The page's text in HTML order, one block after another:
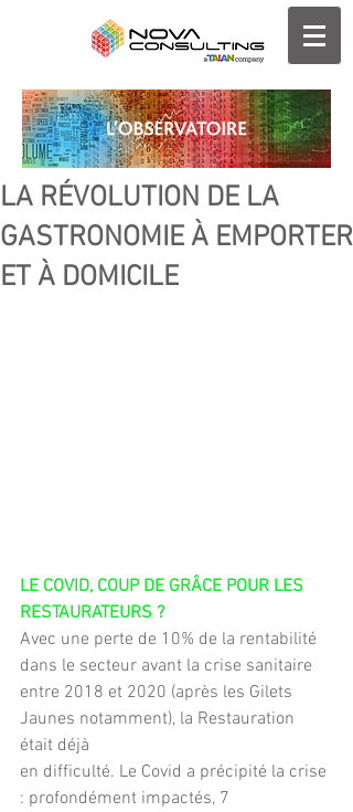
LA RÉVOLUTION DE LA
GASTRONOMIE À EMPORTER
ET À DOMICILE
LE COVID, COUP DE GRÂCE POUR LES
RESTAURATEURS ?
Avec une perte de 10% de la rentabilité
dans le secteur avant la crise sanitaire
entre 2018 et 2020 (après les Gilets
Jaunes notamment), la Restauration
était déjà
en difficulté. Le Covid a précipité la crise
: profondément impactés, 7